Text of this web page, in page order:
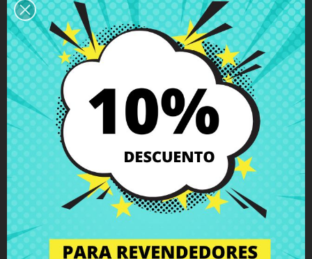
Descripción
Detalles del producto
Grados
Comentarios
Altavoces Lenovo Yoga 300-11IBR
300-11IBY